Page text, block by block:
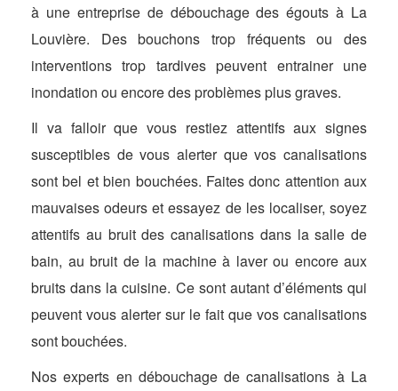
à une entreprise de débouchage des égouts à La
Louvière. Des bouchons trop fréquents ou des
interventions trop tardives peuvent entrainer une
inondation ou encore des problèmes plus graves.
Il va falloir que vous restiez attentifs aux signes
susceptibles de vous alerter que vos canalisations
sont bel et bien bouchées. Faites donc attention aux
mauvaises odeurs et essayez de les localiser, soyez
attentifs au bruit des canalisations dans la salle de
bain, au bruit de la machine à laver ou encore aux
bruits dans la cuisine. Ce sont autant d’éléments qui
peuvent vous alerter sur le fait que vos canalisations
sont bouchées.
Nos experts en débouchage de canalisations à La